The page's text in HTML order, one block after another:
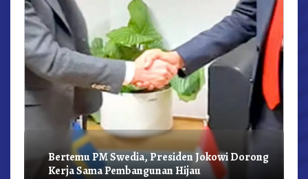
Bertemu PM Swedia, Presiden Jokowi Dorong
Kerja Sama Pembangunan Hijau